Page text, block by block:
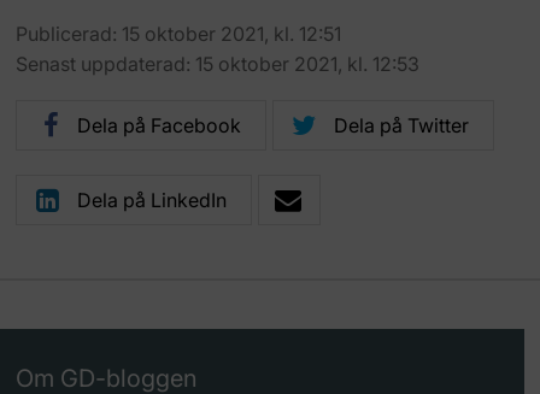
Publicerad: 15 oktober 2021, kl. 12:51
Senast uppdaterad: 15 oktober 2021, kl. 12:53
Dela på Facebook Dela på Twitter
Dela på LinkedIn
Om GD-bloggen